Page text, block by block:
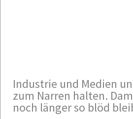
Industrie und Medien
zum Narren halten.
noch länger so blöd